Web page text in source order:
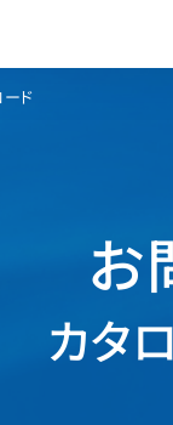
ド
お
カタ